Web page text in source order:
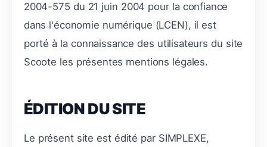
2004-575 du 21 juin 2004 pour la confiance
dans l'économie numérique (LCEN), il est
porté à la connaissance des utilisateurs du site
Scoote les présentes mentions légales.
ÉDITION DU SITE
Le présent site est édité par SIMPLEXE,